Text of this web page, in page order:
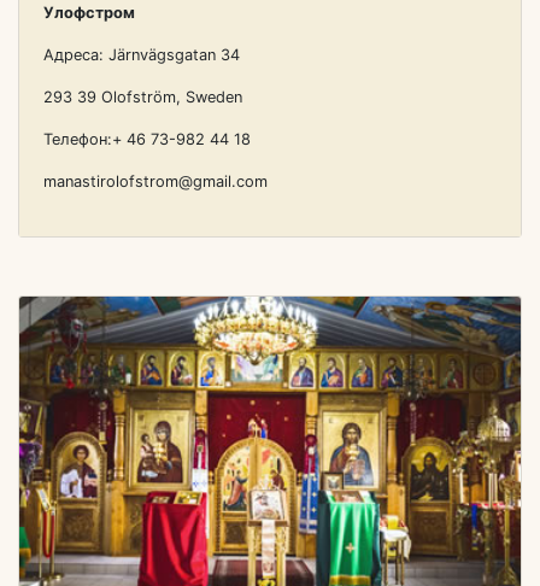
Улофстром
Адреса: Järnvägsgatan 34
293 39 Olofström, Sweden
Телефон:+ 46 73-982 44 18
manastirolofstrom@gmail.com